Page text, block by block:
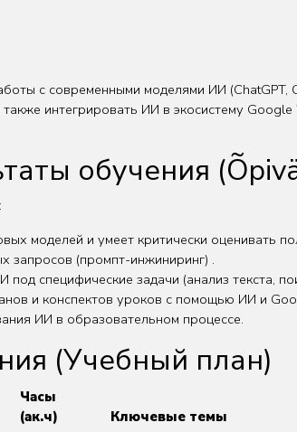
с современными моделями ИИ (ChatGPT,
интегрировать ИИ в экосистему
обучения
моделей и умеет критически оценивать
запросов (промпт-инжиниринг) .
специфические задачи (анализ текста,
и конспектов уроков с помощью ИИ и
ИИ в образовательном процессе.
(Учебный план)
Часы
(ак.ч)
Ключевые темы